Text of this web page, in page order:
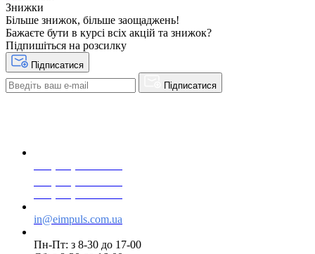
Знижки
Більше знижок, більше заощаджень!
Бажаєте бути в курсі всіх акцій та знижок?
Підпишіться на розсилку
Підписатися
Підписатися
in@eimpuls.com.ua
Пн-Пт: з 8-30 до 17-00